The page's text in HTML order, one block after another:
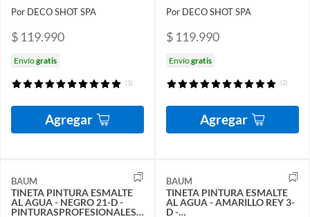
CHILE
Por DECO SHOT SPA
$ 119.990
Envíogratis
(1)
Agregar
CHILE
Por DECO SHOT SPA
$ 119.990
Envíogratis
(2)
Agregar
BAUM
TINETA PINTURA ESMALTE
AL AGUA - NEGRO 21-D -
PINTURASPROFESIONALES
BAUM
TINETA PINTURA ESMALTE
AL AGUA - AMARILLO REY 3-
D -